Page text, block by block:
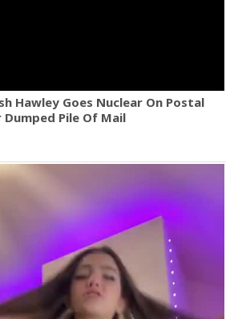
Hawley Goes Nuclear On Postal
Dumped Pile Of Mail